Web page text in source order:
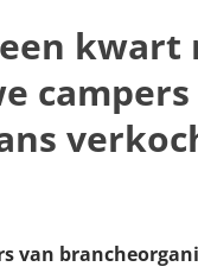
kwart
campers
van